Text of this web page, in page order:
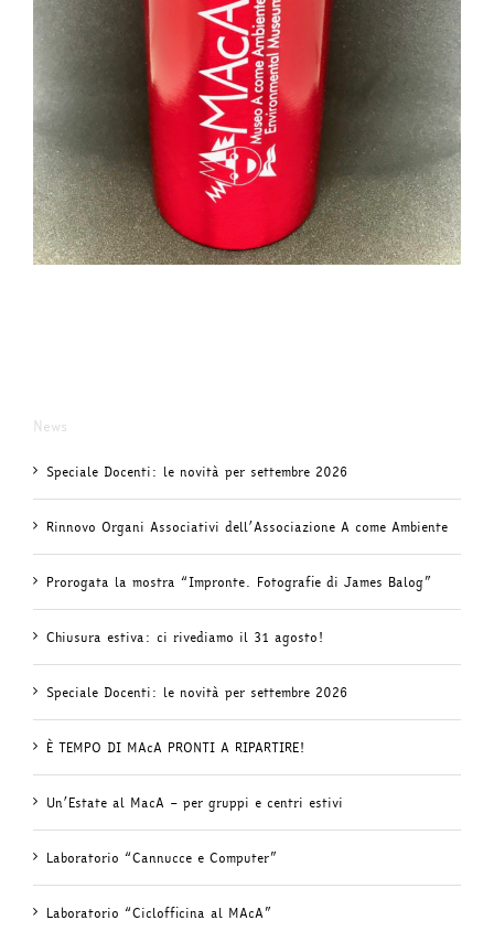
News
Speciale Docenti: le novità per settembre 2026
Rinnovo Organi Associativi dell’Associazione A come Ambiente
Prorogata la mostra “Impronte. Fotografie di James Balog”
Chiusura estiva: ci rivediamo il 31 agosto!
Speciale Docenti: le novità per settembre 2026
È TEMPO DI MAcA PRONTI A RIPARTIRE!
Un’Estate al MacA – per gruppi e centri estivi
Laboratorio “Cannucce e Computer”
Laboratorio “Ciclofficina al MAcA”